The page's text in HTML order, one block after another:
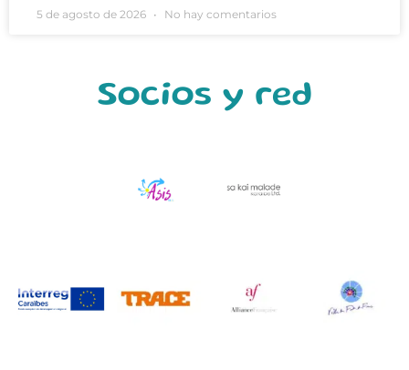
5 de agosto de 2026 No hay comentarios
Socios y red